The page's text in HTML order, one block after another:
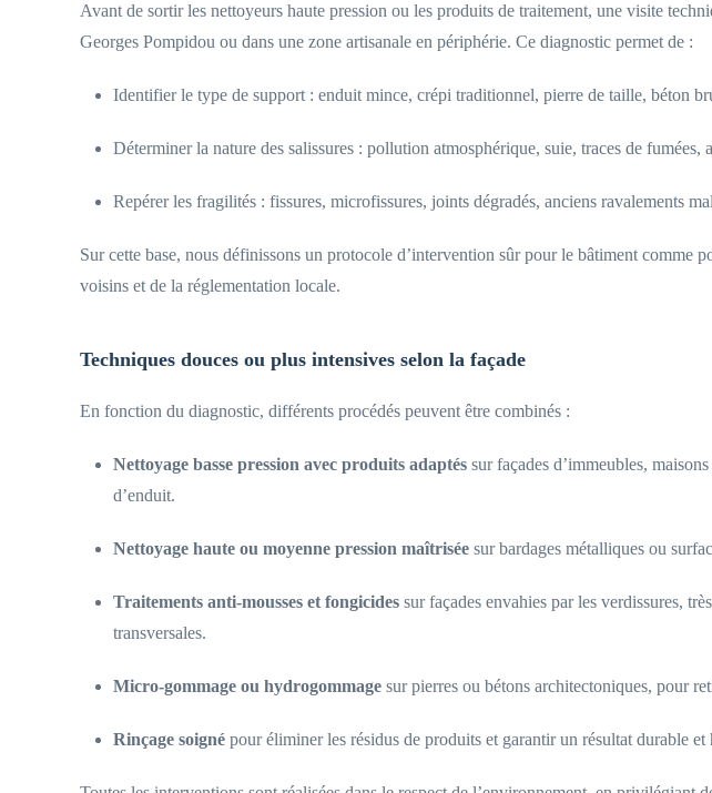
Avant de sortir les nettoyeurs haute pression ou les produits de traitement, une visite
Georges Pompidou ou dans une zone artisanale en périphérie. Ce diagnostic permet de :
Identifier le type de support : enduit mince, crépi traditionnel, pierre de taille, béton
Déterminer la nature des salissures : pollution atmosphérique, suie, traces de
Repérer les fragilités : fissures, microfissures, joints dégradés, anciens ravalements
Sur cette base, nous définissons un protocole d’intervention sûr pour le bâtiment comme
voisins et de la réglementation locale.
Techniques douces ou plus intensives selon la façade
En fonction du diagnostic, différents procédés peuvent être combinés :
Nettoyage basse pression avec produits adaptés sur façades d’immeubles,
d’enduit.
Nettoyage haute ou moyenne pression maîtrisée sur bardages métalliques ou
Traitements anti-mousses et fongicides sur façades envahies par les verdissures,
transversales.
Micro-gommage ou hydrogommage sur pierres ou bétons architectoniques, pour
Rinçage soigné pour éliminer les résidus de produits et garantir un résultat durable et